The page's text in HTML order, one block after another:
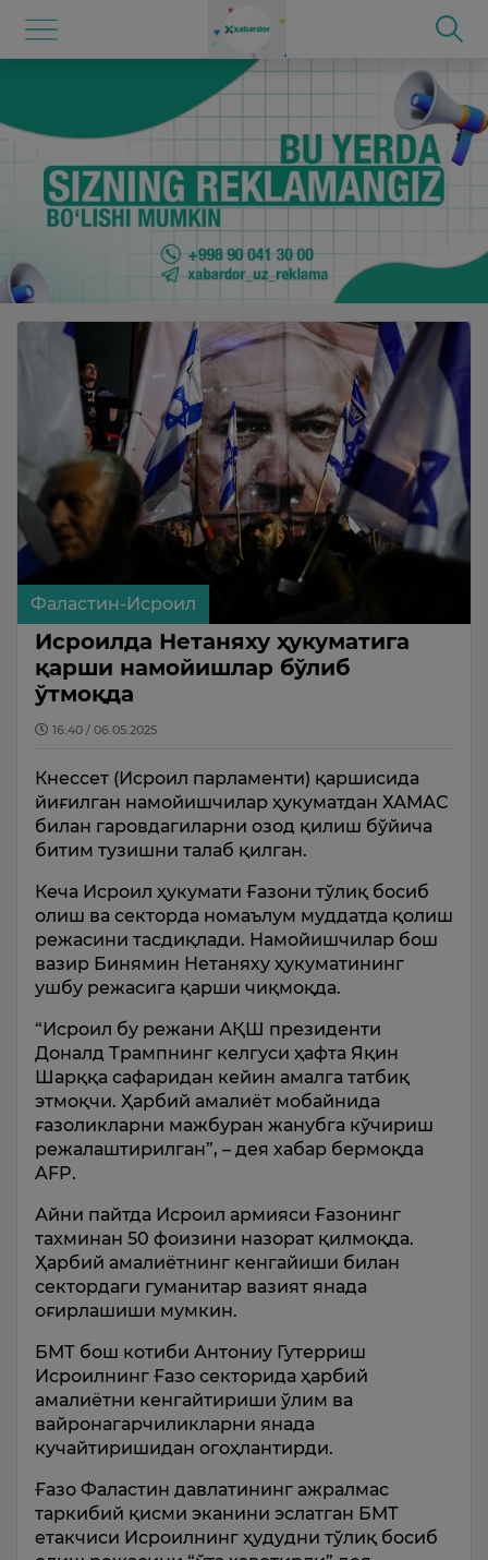
Фаластин-Исроил
Исроилда Нетаняху ҳукуматига
қарши намойишлар бўлиб
ўтмоқда
16:40 / 06.05.2025
Кнессет (Исроил парламенти) қаршисида
йиғилган намойишчилар ҳукуматдан ХАМАС
билан гаровдагиларни озод қилиш бўйича
битим тузишни талаб қилган.
Кеча Исроил ҳукумати Ғазони тўлиқ босиб
олиш ва секторда номаълум муддатда қолиш
режасини тасдиқлади. Намойишчилар бош
вазир Бинямин Нетаняху ҳукуматининг
ушбу режасига қарши чиқмоқда.
“Исроил бу режани АҚШ президенти
Доналд Трампнинг келгуси ҳафта Яқин
Шарққа сафаридан кейин амалга татбиқ
этмоқчи. Ҳарбий амалиёт мобайнида
ғазоликларни мажбуран жанубга кўчириш
режалаштирилган”, – дея хабар бермоқда
AFP.
Айни пайтда Исроил армияси Ғазонинг
тахминан 50 фоизини назорат қилмоқда.
Ҳарбий амалиётнинг кенгайиши билан
сектордаги гуманитар вазият янада
оғирлашиши мумкин.
БМТ бош котиби Антониу Гутерриш
Исроилнинг Ғазо секторида ҳарбий
амалиётни кенгайтириши ўлим ва
вайронагарчиликларни янада
кучайтиришидан огоҳлантирди.
Ғазо Фаластин давлатининг ажралмас
таркибий қисми эканини эслатган БМТ
етакчиси Исроилнинг ҳудудни тўлиқ босиб